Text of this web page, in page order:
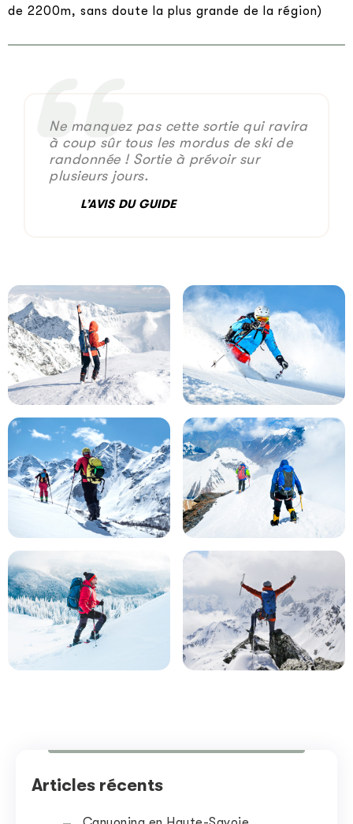
de 2200m, sans doute la plus grande de la région)
Ne manquez pas cette sortie qui ravira
à coup sûr tous les mordus de ski de
randonnée ! Sortie à prévoir sur
plusieurs jours.
L’AVIS DU GUIDE
Articles récents